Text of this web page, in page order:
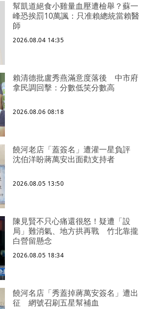
幫凱道絕食小雞量血壓遭檢舉？蘇一
峰恐挨罰10萬諷：只准賴總統當賴醫
師
2026.08.04 14:35
賴清德批盧秀燕滿意度落後 中市府
拿民調回擊：分數低笑分數高
2026.08.06 08:18
饒河老店「蓋簽名」遭灌一星負評
沈伯洋盼蔣萬安出面勸支持者
2026.08.05 13:50
陳見賢不只心痛還很怒！疑遭「設
局」難消氣、地方拱再戰 竹北靠攏
白營留懸念
2026.08.05 18:34
饒河名店「秀蓋掉蔣萬安簽名」遭出
征 網號召刷五星幫補血